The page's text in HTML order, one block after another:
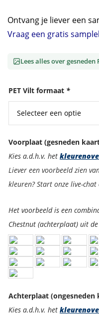
Ontvang je liever een
Vraag een gratis
Lees alles over gesneden
PET Vilt formaat *
Voorplaat (gesneden
Kies a.d.h.v. het
Liever een voorbeeld zien
kleuren? Start onze live-
Het voorbeeld is een
Chestnut (achterplaat) uit
Achterplaat (ongesneden
Kies a.d.h.v. het